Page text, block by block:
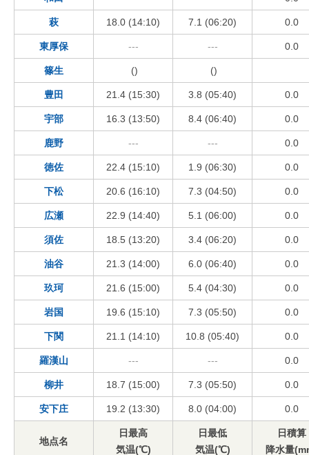
萩 18.0 (14:10) 7.1 (06:20) 0.0
東厚保 --- --- 0.0
篠生 () ()
豊田 21.4 (15:30) 3.8 (05:40) 0.0
宇部 16.3 (13:50) 8.4 (06:40) 0.0
鹿野 --- --- 0.0
徳佐 22.4 (15:10) 1.9 (06:30) 0.0
下松 20.6 (16:10) 7.3 (04:50) 0.0
広瀬 22.9 (14:40) 5.1 (06:00) 0.0
須佐 18.5 (13:20) 3.4 (06:20) 0.0
油谷 21.3 (14:00) 6.0 (06:40) 0.0
玖珂 21.6 (15:00) 5.4 (04:30) 0.0
岩国 19.6 (15:10) 7.3 (05:50) 0.0
下関 21.1 (14:10) 10.8 (05:40) 0.0
羅漢山 --- --- 0.0
柳井 18.7 (15:00) 7.3 (05:50) 0.0
安下庄 19.2 (13:30) 8.0 (04:00) 0.0
地点名
日最高
気温(℃)
日最低
気温(℃)
日積算
降水量